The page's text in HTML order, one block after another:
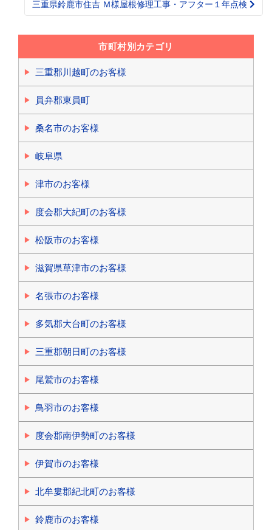
三重県鈴鹿市住吉 Ｍ様屋根修理工事・アフター１年点検
市町村別カテゴリ
三重郡川越町のお客様
員弁郡東員町
桑名市のお客様
岐阜県
津市のお客様
度会郡大紀町のお客様
松阪市のお客様
滋賀県草津市のお客様
名張市のお客様
多気郡大台町のお客様
三重郡朝日町のお客様
尾鷲市のお客様
鳥羽市のお客様
度会郡南伊勢町のお客様
伊賀市のお客様
北牟婁郡紀北町のお客様
鈴鹿市のお客様